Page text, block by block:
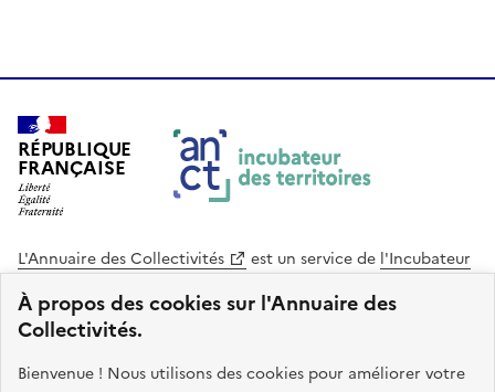
À propos des cookies sur l'Annuaire des
Collectivités.
Bienvenue ! Nous utilisons des cookies pour améliorer votre
RÉPUBLIQUE
FRANÇAISE
L'Annuaire des Collectivités est un service de l'Incubateur
des Territoires
Cohésion des Territoires
. Le code source de ce site web
est disponible en licence libre. Le design de ce site est conçu
avec le système de design de l’État.